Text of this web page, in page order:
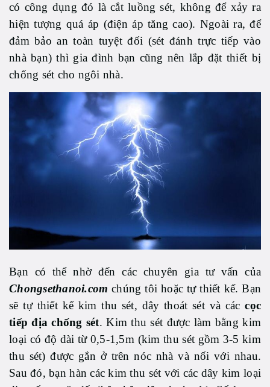
có công dụng đó là cắt luồng sét, không để xảy ra
hiện tượng quá áp (điện áp tăng cao). Ngoài ra, để
đảm bảo an toàn tuyệt đối (sét đánh trực tiếp vào
nhà bạn) thì gia đình bạn cũng nên lắp đặt thiết bị
chống sét cho ngôi nhà.
Bạn có thể nhờ đến các chuyên gia tư vấn của
Chongsethanoi.com chúng tôi hoặc tự thiết kế. Bạn
sẽ tự thiết kế kim thu sét, dây thoát sét và cáccọc
tiếp địa chống sét. Kim thu sét được làm bằng kim
loại có độ dài từ 0,5-1,5m (kim thu sét gồm 3-5 kim
thu sét) được gắn ở trên nóc nhà và nối với nhau.
Sau đó, bạn hàn các kim thu sét với các dây kim loại